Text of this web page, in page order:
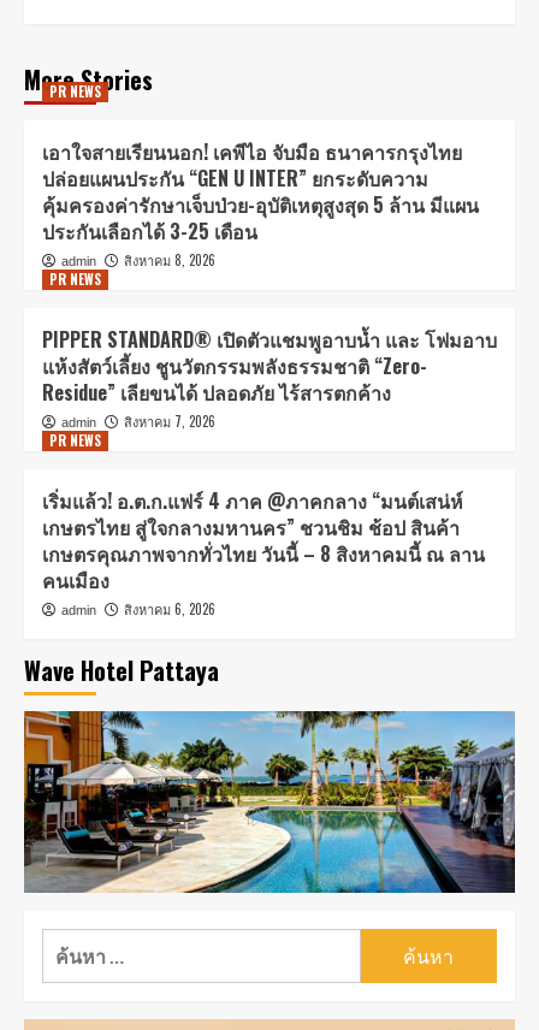
More Stories
PR NEWS
เอาใจสายเรียนนอก! เคพีไอ จับมือ ธนาคารกรุงไทย
ปล่อยแผนประกัน “GEN U INTER” ยกระดับความ
คุ้มครองค่ารักษาเจ็บป่วย-อุบัติเหตุสูงสุด 5 ล้าน มีแผน
ประกันเลือกได้ 3-25 เดือน
admin
สิงหาคม 8, 2026
PR NEWS
PIPPER STANDARD® เปิดตัวแชมพูอาบน้ำ และ โฟมอาบ
แห้งสัตว์เลี้ยง ชูนวัตกรรมพลังธรรมชาติ “Zero-
Residue” เลียขนได้ ปลอดภัย ไร้สารตกค้าง
admin
สิงหาคม 7, 2026
PR NEWS
เริ่มแล้ว! อ.ต.ก.แฟร์ 4 ภาค @ภาคกลาง “มนต์เสน่ห์
เกษตรไทย สู่ใจกลางมหานคร” ชวนชิม ช้อป สินค้า
เกษตรคุณภาพจากทั่วไทย วันนี้ – 8 สิงหาคมนี้ ณ ลาน
คนเมือง
admin สิงหาคม 6, 2026
Wave Hotel Pattaya